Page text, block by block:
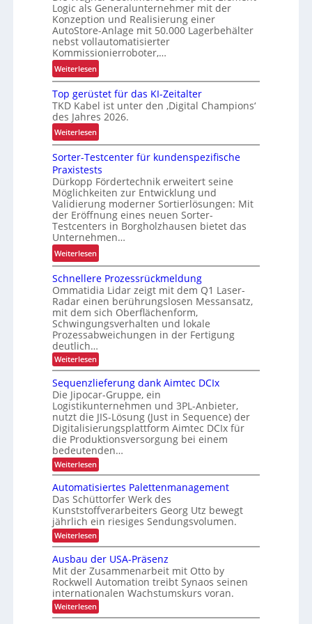
a
s
t
e
n
t
r
a
n
s
p
o
r
t
i
g
e
r
u
n
g
d
e
r
L
o
g
i
s
t
i
k
k
a
p
a
z
i
t
t
e
n
Logic als Generalunternehmer mit der
Konzeption und Realisierung einer
AutoStore-Anlage mit 50.000 Lagerbehälter
nebst vollautomatisierter
Kommissionierroboter,…
Weiterlesen:
A
u
t
o
m
a
t
i
s
i
e
r
u
n
g
d
e
r
I
n
t
r
a
l
o
g
i
s
t
i
k
Top gerüstet für das KI-Zeitalter
TKD Kabel ist unter den ‚Digital Champions‘
des Jahres 2026.
Weiterlesen:
T
o
p
g
e
r
ü
s
t
e
t
f
ü
r
d
s
K
I
-
Z
e
i
t
a
l
t
e
r
Sorter-Testcenter für kundenspezifische
Praxistests
Dürkopp Fördertechnik erweitert seine
Möglichkeiten zur Entwicklung und
Validierung moderner Sortierlösungen: Mit
der Eröffnung eines neuen Sorter-
Testcenters in Borgholzhausen bietet das
Unternehmen…
Weiterlesen:
S
o
r
t
e
r
T
e
s
t
c
e
n
t
e
r
f
ü
r
k
u
n
d
e
n
s
Schnellere Prozessrückmeldung
Ommatidia Lidar zeigt mit dem Q1 Laser-
Radar einen berührungslosen Messansatz,
mit dem sich Oberflächenform,
Schwingungsverhalten und lokale
Prozessabweichungen in der Fertigung
deutlich…
Weiterlesen:
S
c
h
n
e
l
l
e
r
e
P
r
o
z
e
s
s
r
ü
c
k
m
e
l
d
u
n
Sequenzlieferung dank Aimtec DCIx
Die Jipocar-Gruppe, ein
Logistikunternehmen und 3PL-Anbieter,
nutzt die JIS-Lösung (Just in Sequence) der
Digitalisierungsplattform Aimtec DCIx für
die Produktionsversorgung bei einem
bedeutenden…
Weiterlesen:
S
q
u
e
n
z
l
i
e
f
e
r
u
n
g
Automatisiertes Palettenmanagement
Das Schüttorfer Werk des
Kunststoffverarbeiters Georg Utz bewegt
jährlich ein riesiges Sendungsvolumen.
Weiterlesen:
A
u
t
o
m
a
t
i
Ausbau der USA-Präsenz
Mit der Zusammenarbeit mit Otto by
Rockwell Automation treibt Synaos seinen
internationalen Wachstumskurs voran.
Weiterlesen:
A